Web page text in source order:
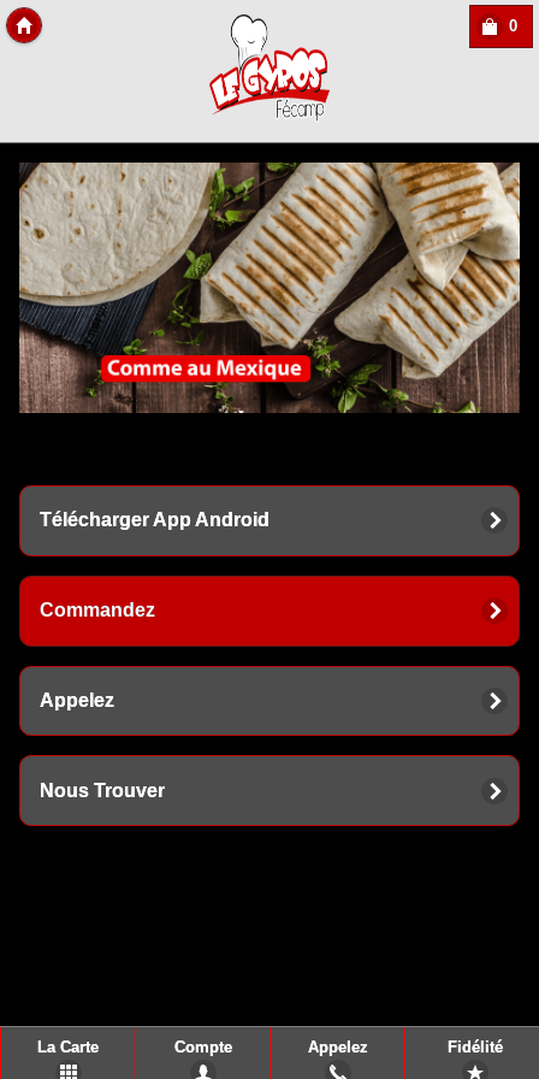
0
Télécharger App Android
Commandez
Appelez
Nous Trouver
La Carte Compte Appelez Fidélité
Copyright Des-click